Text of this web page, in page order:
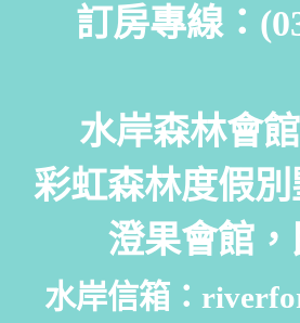
訂房專線：
水岸森林會
彩虹森林度假
澄果會館
水岸信箱：